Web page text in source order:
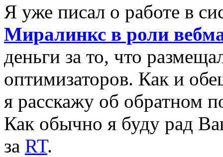
Я уже писал о работе в
Миралинкс в роли
деньги за то, что
оптимизаторов. Как и
я расскажу об обратном
Как обычно я буду рад
за RT.